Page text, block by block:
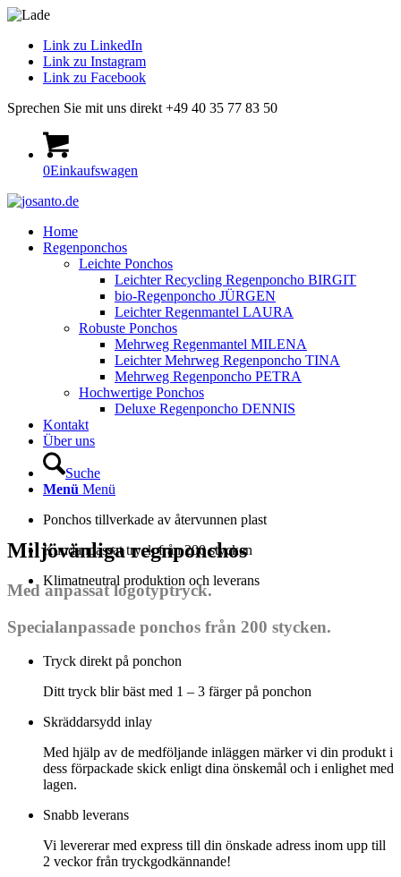
Link zu LinkedIn
Link zu Instagram
Link zu Facebook
Sprechen Sie mit uns direkt +49 40 35 77 83 50
0Einkaufswagen
Home
Regenponchos
Leichte Ponchos
Leichter Recycling Regenponcho BIRGIT
bio-Regenponcho JÜRGEN
Leichter Regenmantel LAURA
Robuste Ponchos
Mehrweg Regenmantel MILENA
Leichter Mehrweg Regenponcho TINA
Mehrweg Regenponcho PETRA
Hochwertige Ponchos
Deluxe Regenponcho DENNIS
Kontakt
Über uns
Suche
Menü Menü
Ponchos tillverkade av återvunnen plast
Kundanpassat tryck från 200 stycken
Klimatneutral produktion och leverans
Miljövänliga regnponchos
Med anpassat logotyptryck.
Specialanpassade ponchos från 200 stycken.
Tryck direkt på ponchon
Ditt tryck blir bäst med 1 – 3 färger på ponchon
Skräddarsydd inlay
Med hjälp av de medföljande inläggen märker vi din produkt i
dess förpackade skick enligt dina önskemål och i enlighet med
lagen.
Snabb leverans
Vi levererar med express till din önskade adress inom upp till
2 veckor från tryckgodkännande!